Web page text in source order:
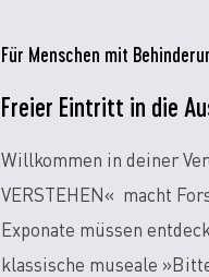
Für Menschen mit
Freier Eintritt in die
Willkommen in deiner
VERSTEHEN« macht
Exponate müssen
klassische museale